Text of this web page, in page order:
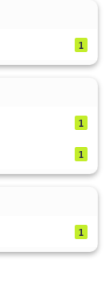
1
1
1
1